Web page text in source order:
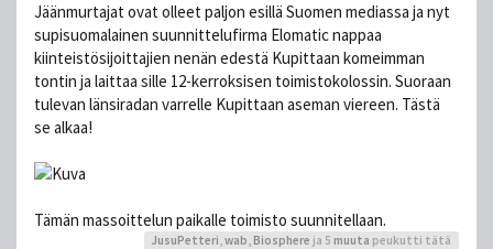
Jäänmurtajat ovat olleet paljon esillä Suomen mediassa ja nyt
supisuomalainen suunnittelufirma Elomatic nappaa
kiinteistösijoittajien nenän edestä Kupittaan komeimman
tontin ja laittaa sille 12-kerroksisen toimistokolossin. Suoraan
tulevan länsiradan varrelle Kupittaan aseman viereen. Tästä
se alkaa!
Tämän massoittelun paikalle toimisto suunnitellaan.
JusuPetteri ,wab Biosphere ja 5 muuta peukutti tätä